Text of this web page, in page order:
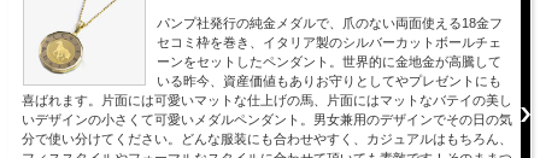
パンプ社発行の純金メダルで、爪のない両面使える18金フ
セコミ枠を巻き、イタリア製のシルバーカットボールチェ
ーンをセットしたペンダント。世界的に金地金が高騰して
いる昨今、資産価値もありお守りとしてやプレゼントにも
喜ばれます。片面には可愛いマットな仕上げの馬、片面にはマットなバテイの美し
いデザインの小さくて可愛いメダルペンダント。男女兼用のデザインでその日の気
分で使い分けてください。どんな服装にも合わせやすく、カジュアルはもちろん、